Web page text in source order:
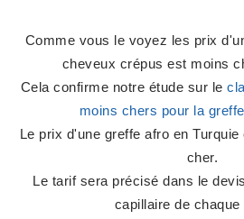
Comme vous le voyez les prix
cheveux crépus est moins
Cela confirme notre étude sur le
moins chers pour la
Le prix d'une greffe afro en
cher.
Le tarif sera précisé dans le
capillaire de chaque